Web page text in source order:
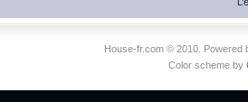
House-fr.com © 2010. Powered
Color scheme by